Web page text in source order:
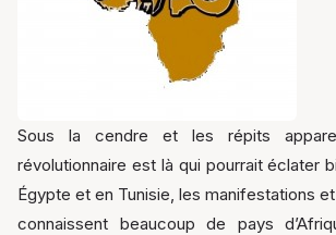
Sous la cendre et les répits
révolutionnaire est là qui pourrait éclater
Égypte et en Tunisie, les manifestations
connaissent beaucoup de pays